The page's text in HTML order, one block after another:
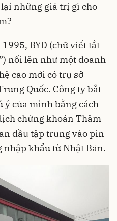
lại những giá trị gì cho
BYD (chữ viết tắt
nổi lên như một doanh
cao mới có trụ sở
Quốc. Công ty bắt
ý của mình bằng cách
chứng khoán Thâm
đầu tập trung vào pin
nhập khẩu từ Nhật Bản.